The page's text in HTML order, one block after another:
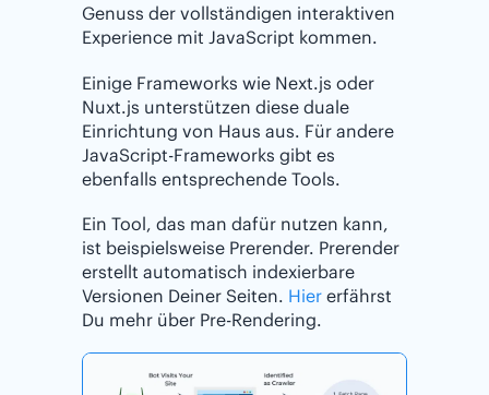
Genuss der vollständigen interaktiven
Experience mit JavaScript kommen.
Einige Frameworks wie Next.js oder
Nuxt.js unterstützen diese duale
Einrichtung von Haus aus. Für andere
JavaScript-Frameworks gibt es
ebenfalls entsprechende Tools.
Ein Tool, das man dafür nutzen kann,
ist beispielsweise Prerender. Prerender
erstellt automatisch indexierbare
Versionen Deiner Seiten. Hier erfährst
Du mehr über Pre-Rendering.